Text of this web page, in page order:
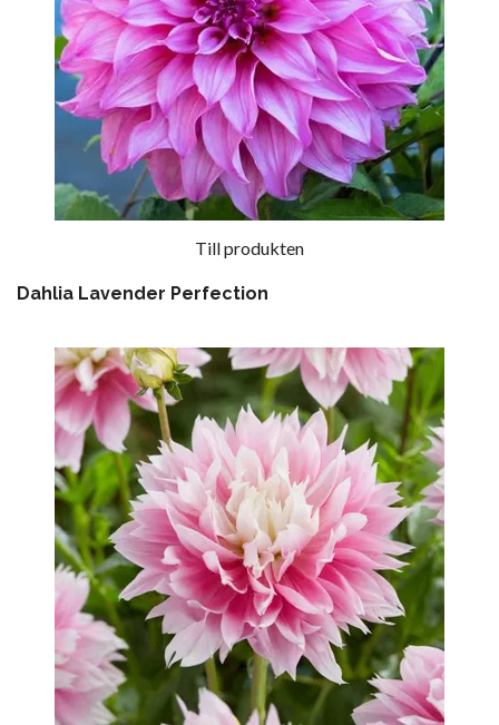
Till produkten
Dahlia Lavender Perfection